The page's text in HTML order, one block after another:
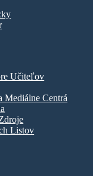
Učiteľov
Mediálne Centrá
Listov